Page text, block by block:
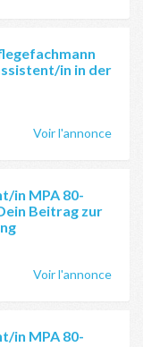
in in der
Voir l'annonce
in MPA 80-
Beitrag zur
Voir l'annonce
in MPA 80-